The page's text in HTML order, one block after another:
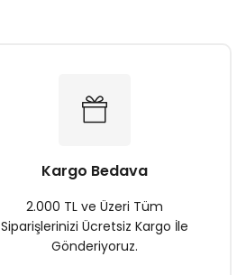
Kargo Bedava
2.000 TL ve Üzeri Tüm
Siparişlerinizi Ücretsiz Kargo İle
Gönderiyoruz.